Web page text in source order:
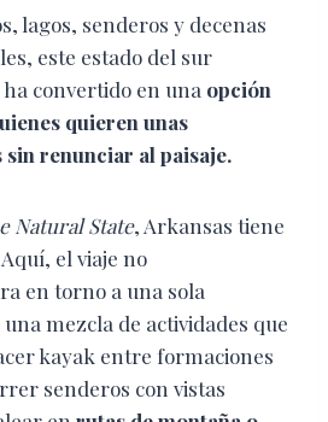
lagos, senderos y decenas
este estado del sur
convertido en una opción
quieren unas
sin renunciar al paisaje.
Natural State, Arkansas tiene
el viaje no
en torno a una sola
mezcla de actividades que
kayak entre formaciones
senderos con vistas